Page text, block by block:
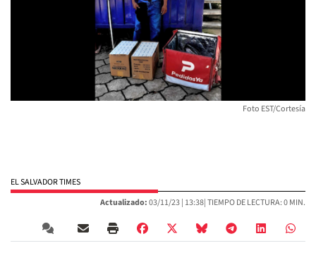
Foto EST/Cortesía
EL SALVADOR TIMES
Actualizado:03/11/23 | 13:38| TIEMPO DE LECTURA: 0 MIN.